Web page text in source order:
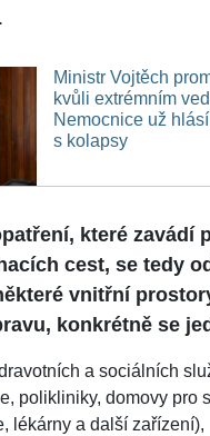
Ministr Vojtěch
kvůli extrémním
Nemocnice už
s kolapsy
které zavádí
cest, se tedy
vnitřní
konkrétně se
a sociálních
polikliniky, domovy pro
lékárny a další zařízení),